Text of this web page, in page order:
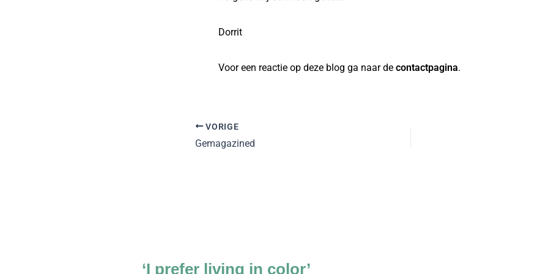
Dorrit
Voor een reactie op deze blog ga naar de contactpagina.
VORIGE
Gemagazined
‘I prefer living in color’